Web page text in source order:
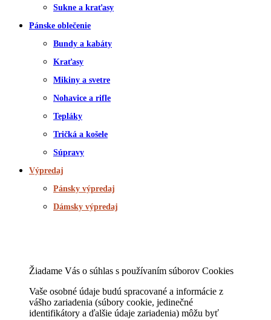
Sukne a kraťasy
Pánske oblečenie
Bundy a kabáty
Kraťasy
Mikiny a svetre
Nohavice a rifle
Tepláky
Tričká a košele
Súpravy
Výpredaj
Pánsky výpredaj
Dámsky výpredaj
Žiadame Vás o súhlas s používaním súborov Cookies
Vaše osobné údaje budú spracované a informácie z
vášho zariadenia (súbory cookie, jedinečné
identifikátory a ďalšie údaje zariadenia) môžu byť